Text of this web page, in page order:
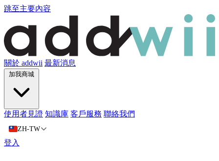
跳至主要內容
關於 addwii 最新消息
加我商城
使用者見證 知識庫 客戶服務 聯絡我們
ZH-TW
登入